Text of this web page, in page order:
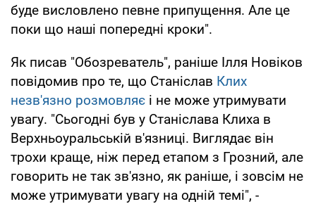
буде висловлено певне припущення. Але це
поки що наші попередні кроки".
Як писав "Обозреватель", раніше Ілля Новіков
повідомив про те, що Станіслав Клих
незв'язно розмовляє і не може утримувати
увагу. "Сьогодні був у Станіслава Клиха в
Верхньоуральській в'язниці. Виглядає він
трохи краще, ніж перед етапом з Грозний, але
говорить не так зв'язно, як раніше, і зовсім не
може утримувати увагу на одній темі", -